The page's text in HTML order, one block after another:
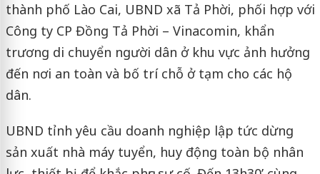
thành phố Lào Cai, UBND xã Tả Phời, phối hợp với
Công ty CP Đồng Tả Phời – Vinacomin, khẩn
trương di chuyển người dân ở khu vực ảnh hưởng
đến nơi an toàn và bố trí chỗ ở tạm cho các hộ
dân.
UBND tỉnh yêu cầu doanh nghiệp lập tức dừng
sản xuất nhà máy tuyển, huy động toàn bộ nhân